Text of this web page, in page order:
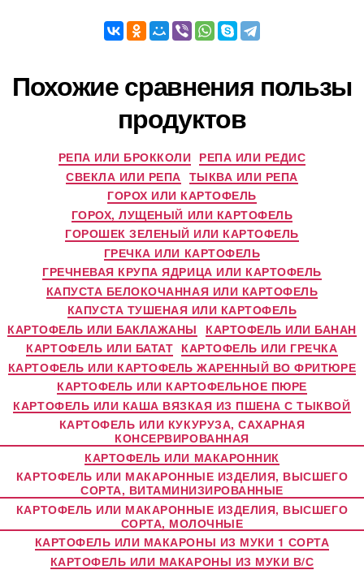
Похожие сравнения пользы
продуктов
РЕПА ИЛИ БРОККОЛИ РЕПА ИЛИ РЕДИС
СВЕКЛА ИЛИ РЕПА ТЫКВА ИЛИ РЕПА
ГОРОХ ИЛИ КАРТОФЕЛЬ
ГОРОХ, ЛУЩЕНЫЙ ИЛИ КАРТОФЕЛЬ
ГОРОШЕК ЗЕЛЕНЫЙ ИЛИ КАРТОФЕЛЬ
ГРЕЧКА ИЛИ КАРТОФЕЛЬ
ГРЕЧНЕВАЯ КРУПА ЯДРИЦА ИЛИ КАРТОФЕЛЬ
КАПУСТА БЕЛОКОЧАННАЯ ИЛИ КАРТОФЕЛЬ
КАПУСТА ТУШЕНАЯ ИЛИ КАРТОФЕЛЬ
КАРТОФЕЛЬ ИЛИ БАКЛАЖАНЫ
КАРТОФЕЛЬ ИЛИ БАНАН
КАРТОФЕЛЬ ИЛИ БАТАТ КАРТОФЕЛЬ ИЛИ ГРЕЧКА
КАРТОФЕЛЬ ИЛИ КАРТОФЕЛЬ ЖАРЕННЫЙ ВО ФРИТЮРЕ
КАРТОФЕЛЬ ИЛИ КАРТОФЕЛЬНОЕ ПЮРЕ
КАРТОФЕЛЬ ИЛИ КАША ВЯЗКАЯ ИЗ ПШЕНА С ТЫКВОЙ
КАРТОФЕЛЬ ИЛИ КУКУРУЗА, САХАРНАЯ
КОНСЕРВИРОВАННАЯ
КАРТОФЕЛЬ ИЛИ МАКАРОННИК
КАРТОФЕЛЬ ИЛИ МАКАРОННЫЕ ИЗДЕЛИЯ, ВЫСШЕГО
СОРТА, ВИТАМИНИЗИРОВАННЫЕ
КАРТОФЕЛЬ ИЛИ МАКАРОННЫЕ ИЗДЕЛИЯ, ВЫСШЕГО
СОРТА, МОЛОЧНЫЕ
КАРТОФЕЛЬ ИЛИ МАКАРОНЫ ИЗ МУКИ 1 СОРТА
КАРТОФЕЛЬ ИЛИ МАКАРОНЫ ИЗ МУКИ В/С